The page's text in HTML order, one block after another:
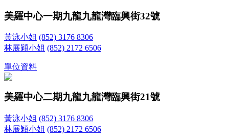
美羅中心一期九龍九龍灣臨興街32號
黃泳小姐 (852) 3176 8306
林展穎小姐 (852) 2172 6506
單位資料
美羅中心二期九龍九龍灣臨興街21號
黃泳小姐 (852) 3176 8306
林展穎小姐 (852) 2172 6506